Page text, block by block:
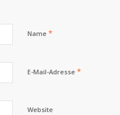
Name *
E-Mail-Adresse *
Website